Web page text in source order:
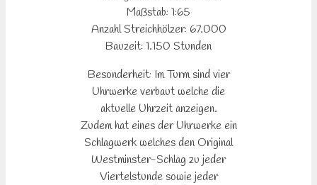
Maßstab: 1:65
Anzahl Streichhölzer: 67.000
Bauzeit: 1.150 Stunden
Besonderheit: Im Turm sind vier
Uhrwerke verbaut welche die
aktuelle Uhrzeit anzeigen.
Zudem hat eines der Uhrwerke ein
Schlagwerk welches den Original
Westminster-Schlag zu jeder
Viertelstunde sowie jeder